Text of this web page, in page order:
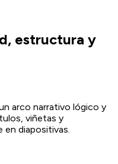
estructura y
arco narrativo lógico y
viñetas y
en diapositivas.